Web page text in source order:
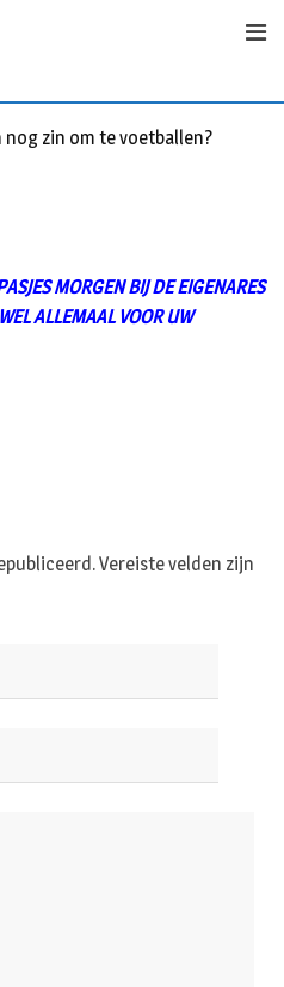
nog zin om te voetballen? Kom
MORGEN BIJ DE EIGENARES
ALLEMAAL VOOR UW
Vereiste velden zijn